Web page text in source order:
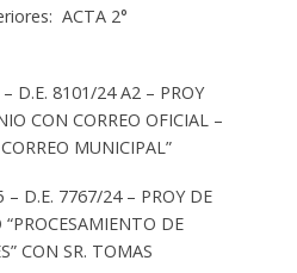
ACTA 2°
D.E. 8101/24 A2 – PROY
CON CORREO OFICIAL –
MUNICIPAL”
D.E. 7767/24 – PROY DE
DE
CON SR. TOMAS